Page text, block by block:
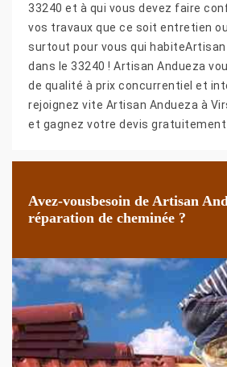
33240 et à qui vous devez faire
vos travaux que ce soit entretien
surtout pour vous qui habiteArtisan
dans le 33240 ! Artisan Andueza
de qualité à prix concurrentiel et
rejoignez vite Artisan Andueza à
et gagnez votre devis gratuitement
Avez-vousbesoin de Artisan
réparation de cheminée ?